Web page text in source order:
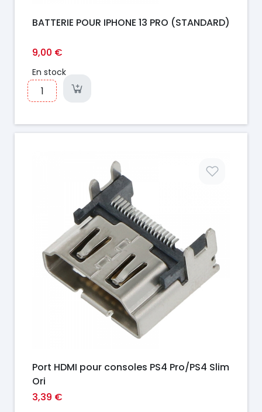
BATTERIE POUR IPHONE 13 PRO (STANDARD)
9,00 €
En stock
Port HDMI pour consoles PS4 Pro/PS4 Slim
Ori
3,39 €